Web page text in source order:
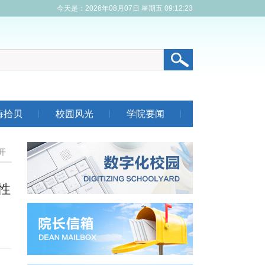
今天是：2026年08月07日 星期五 09:12:23
拾贝 校园风光 学院要闻